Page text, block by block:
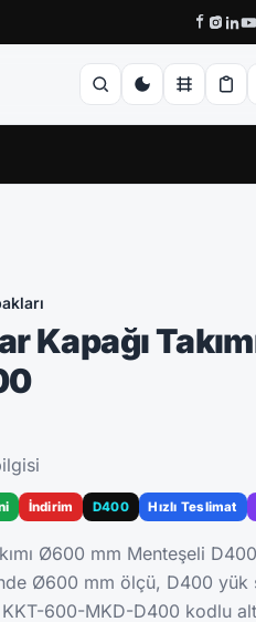
Kapağı
İndirim D400 Hızlı Teslimat
Ø600 mm Menteşeli
Ø600 mm ölçü, D400 yük
600-MKD-D400 kodlu